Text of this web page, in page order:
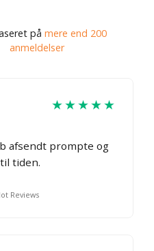
på mere end 200
anmeldelser
★★★★★
afsendt prompte og
tiden.
Reviews